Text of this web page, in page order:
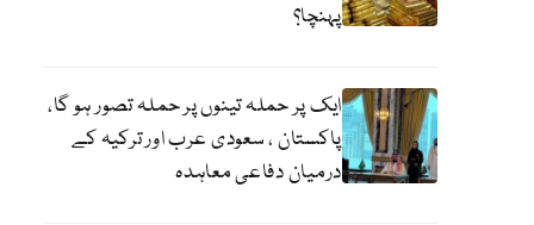
پہنچا؟
ایک پر حملہ تینوں پر حملہ تصور ہو گا،
پاکستان ، سعودی عرب اور ترکیہ کے
درمیان دفاعی معاہدہ